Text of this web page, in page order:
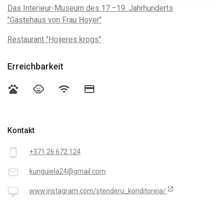
Kontakt
smartphone +371 26 672 124
mail_outline kunguiela24@gmail.com
desktop_mac www.instagram.com/stenderu_konditoreja/ open_in_new
Das Interieur-Museum des 17.–19. Jahrhunderts
"Gästehaus von Frau Hoyer"
Restaurant "Hoijeres krogs"
Erreichbarkeit
pets child_care wifi credit_card